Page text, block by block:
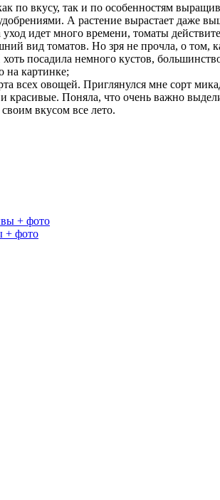
по вкусу, так и по особенностям
А растение вырастает даже
идет много времени, томаты
вид томатов. Но зря не прочла, о
посадила немного кустов,
на картинке;
овощей. Приглянулся мне сорт
Поняла, что очень важно
вкусом все лето.
+ фото